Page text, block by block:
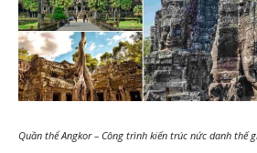
Quần thể Angkor – Công trình kiến trúc nức danh thế